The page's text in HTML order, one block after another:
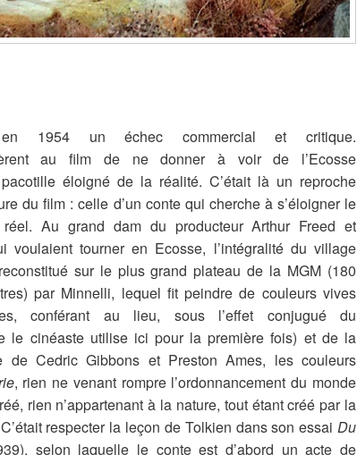
1954 un échec commercial et critique.
au film de ne donner à voir de l’Ecosse
éloigné de la réalité. C’était là un reproche
du film : celle d’un conte qui cherche à s’éloigner le
Au grand dam du producteur Arthur Freed et
voulaient tourner en Ecosse, l’intégralité du village
sur le plus grand plateau de la MGM (180
par Minnelli, lequel fit peindre de couleurs vives
conférant au lieu, sous l’effet conjugué du
le cinéaste utilise ici pour la première fois) et de la
de Cedric Gibbons et Preston Ames, les couleurs
, rien ne venant rompre l’ordonnancement du monde
rien n’appartenant à la nature, tout étant créé par la
respecter la leçon de Tolkien dans son essai Du
selon laquelle le conte est d’abord un acte de